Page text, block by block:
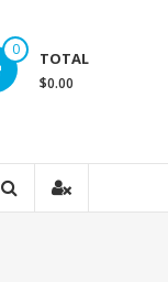
0 TOTAL
$0.00